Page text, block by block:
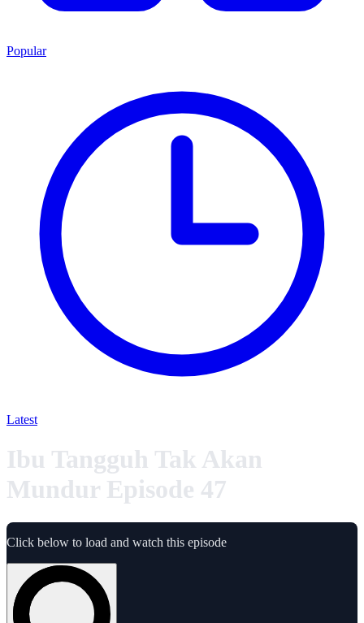
Popular
Latest
Ibu Tangguh Tak Akan
Mundur Episode 47
Click below to load and watch this episode